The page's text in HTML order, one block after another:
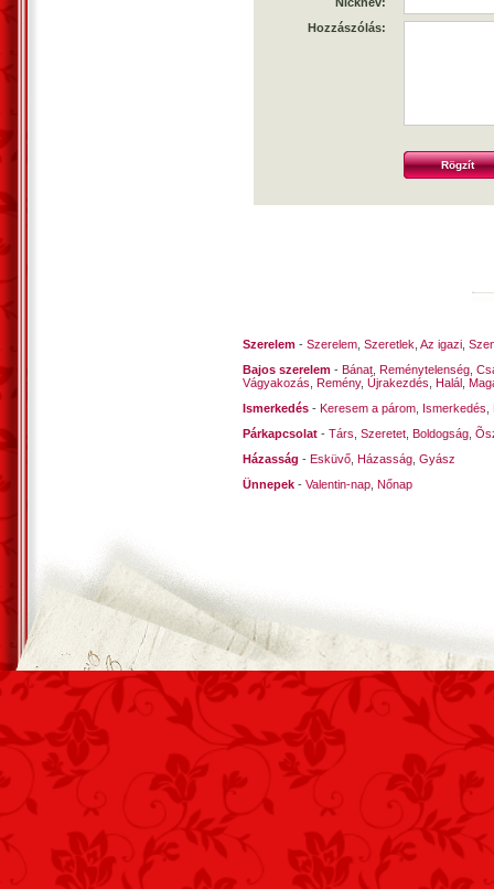
Hozzászólás:
Szerelem - Szerelem Szeretlek Az igazi
Bajos szerelem - Bánat Reménytelenség
Vágyakozás Remény, Újrakezdés Halál
Ismerkedés - Keresem a párom Ismerkedés
Párkapcsolat - Társ Szeretet Boldogság
Házasság - Esküvő Házasság Gyász
Ünnepek - Valentin-nap Nőnap